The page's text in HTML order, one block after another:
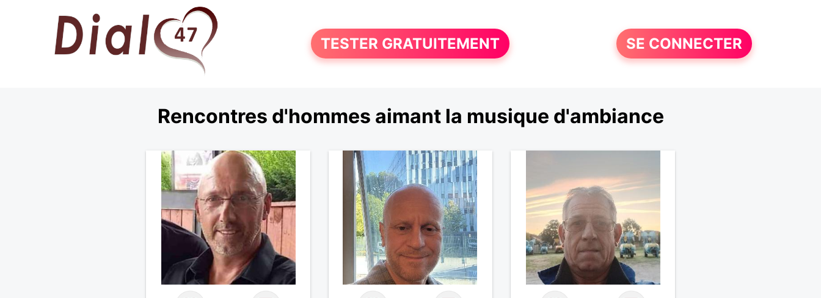
TESTER GRATUITEMENT SE CONNECTER
Rencontres d'hommes aimant la musique d'ambiance